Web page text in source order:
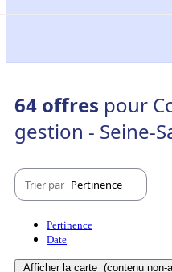
64 offres pour
gestion - Seine-
Trier par Pertinence
Pertinence
Date
Afficher la carte (contenu non-